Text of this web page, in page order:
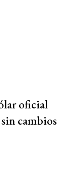
oficial
cambios